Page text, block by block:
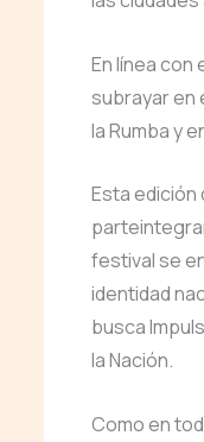
En línea con
subrayar en
la Rumba y
Esta edición
festival se
identidad
busca
la Nación.
Como en